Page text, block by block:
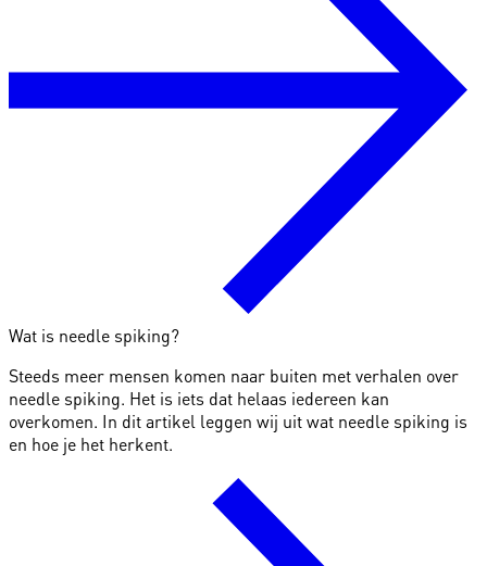
Wat is needle spiking?
Steeds meer mensen komen naar buiten met verhalen over
needle spiking. Het is iets dat helaas iedereen kan
overkomen. In dit artikel leggen wij uit wat needle spiking is
en hoe je het herkent.